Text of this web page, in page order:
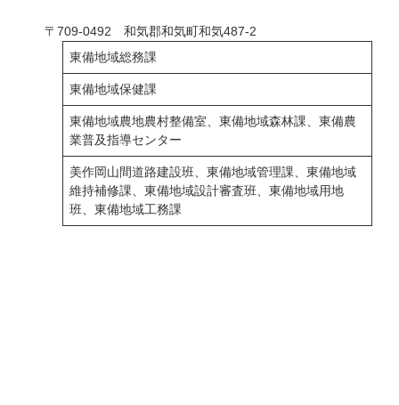
〒709-0492 和気郡和気町和気487-2
東備地域総務課
東備地域保健課
東備地域農地農村整備室、東備地域森林課、東備農
業普及指導センター
美作岡山間道路建設班、東備地域管理課、東備地域
維持補修課、東備地域設計審査班、東備地域用地
班、東備地域工務課